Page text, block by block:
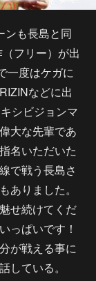
ンも長島と同
フリー）が出
一度はケガに
などに出
シビジョンマ
大な先輩であ
名いただいた
で戦う長島さ
ありました。
せ続けてくだ
っぱいです！
が戦える事に
している。